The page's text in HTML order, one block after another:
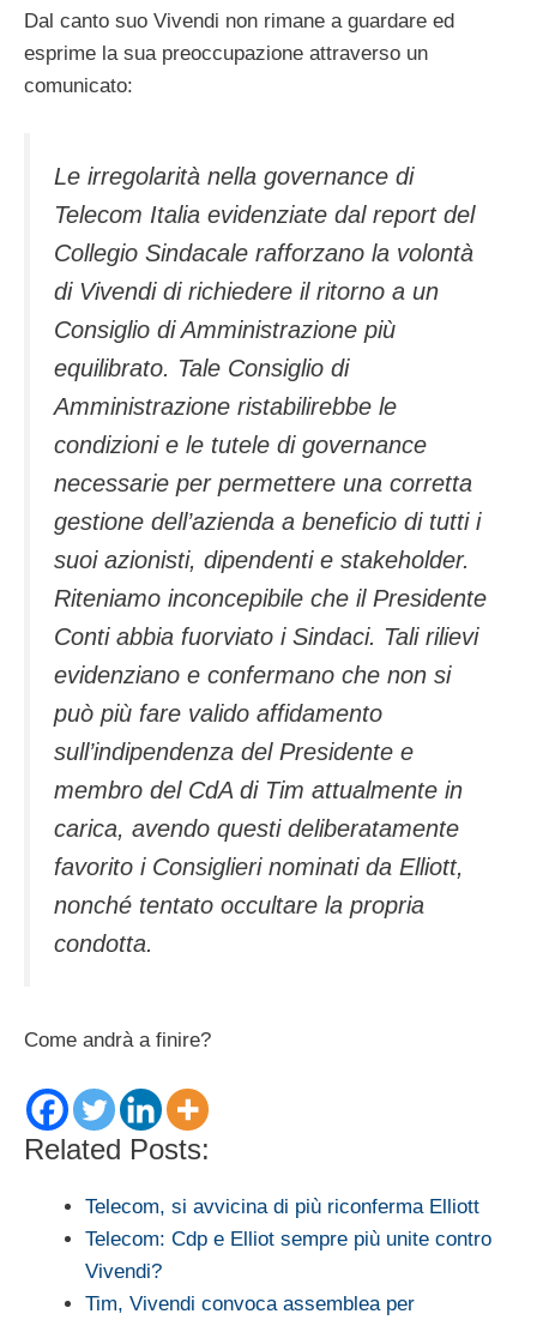
Dal canto suo Vivendi non rimane a guardare ed
esprime la sua preoccupazione attraverso un
comunicato:
Le irregolarità nella governance di
Telecom Italia evidenziate dal report del
Collegio Sindacale rafforzano la volontà
di Vivendi di richiedere il ritorno a un
Consiglio di Amministrazione più
equilibrato. Tale Consiglio di
Amministrazione ristabilirebbe le
condizioni e le tutele di governance
necessarie per permettere una corretta
gestione dell’azienda a beneficio di tutti i
suoi azionisti, dipendenti e stakeholder.
Riteniamo inconcepibile che il Presidente
Conti abbia fuorviato i Sindaci. Tali rilievi
evidenziano e confermano che non si
può più fare valido affidamento
sull’indipendenza del Presidente e
membro del CdA di Tim attualmente in
carica, avendo questi deliberatamente
favorito i Consiglieri nominati da Elliott,
nonché tentato occultare la propria
condotta.
Come andrà a finire?
Related Posts:
Telecom, si avvicina di più riconferma Elliott
Telecom: Cdp e Elliot sempre più unite contro
Vivendi?
Tim, Vivendi convoca assemblea per